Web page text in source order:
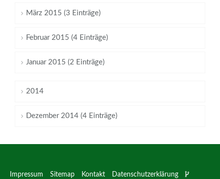
März 2015 (3 Einträge)
Februar 2015 (4 Einträge)
Januar 2015 (2 Einträge)
2014
Dezember 2014 (4 Einträge)
Impressum Sitemap Kontakt Datenschutzerklärung